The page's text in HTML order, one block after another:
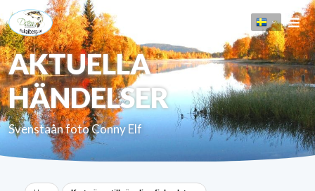
AKTUELLA
HÄNDELSER
Svenstaån foto Conny Elf